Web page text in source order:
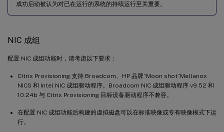
成功启动被认为对已在运行的系统的持续运行至关重要。
NIC 成组
配置 NIC 成组功能时，请考虑以下要求：
Citrix Provisioning 支持 Broadcom、HP 品牌“Moon shot”Mellanox
NICS 和 Intel NIC 成组驱动程序。Broadcom NIC 成组驱动程序 v9.52 和
10.24b 与 Citrix Provisioning 目标设备驱动程序不兼容。
在配置 NIC 成组功能后构建的虚拟磁盘可以在标准映像或专有映像模式下运
行。